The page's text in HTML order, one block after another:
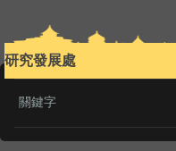
主
要
內
區
研究發展處